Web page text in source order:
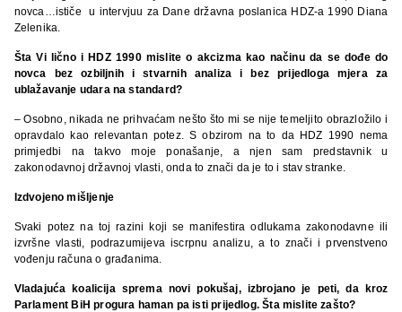
novca…ističe u intervjuu za Dane državna poslanica HDZ-a 1990 Diana
Zelenika.
Šta Vi lično i HDZ 1990 mislite o akcizma kao načinu da se dođe do
novca bez ozbiljnih i stvarnih analiza i bez prijedloga mjera za
ublažavanje udara na standard?
– Osobno, nikada ne prihvaćam nešto što mi se nije temeljito obrazložilo i
opravdalo kao relevantan potez. S obzirom na to da HDZ 1990 nema
primjedbi na takvo moje ponašanje, a njen sam predstavnik u
zakonodavnoj državnoj vlasti, onda to znači da je to i stav stranke.
Izdvojeno mišljenje
Svaki potez na toj razini koji se manifestira odlukama zakonodavne ili
izvršne vlasti, podrazumijeva iscrpnu analizu, a to znači i prvenstveno
vođenju računa o građanima.
Vladajuća koalicija sprema novi pokušaj, izbrojano je peti, da kroz
Parlament BiH progura haman pa isti prijedlog. Šta mislite zašto?